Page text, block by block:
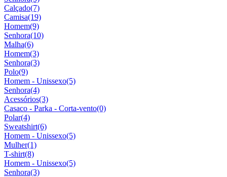
Calçado(7)
Camisa(19)
Homem(9)
Senhora(10)
Malha(6)
Homem(3)
Senhora(3)
Polo(9)
Homem - Unissexo(5)
Senhora(4)
Acessórios(3)
Casaco - Parka - Corta-vento(0)
Polar(4)
Sweatshirt(6)
Homem - Unissexo(5)
Mulher(1)
T-shirt(8)
Homem - Unissexo(5)
Senhora(3)